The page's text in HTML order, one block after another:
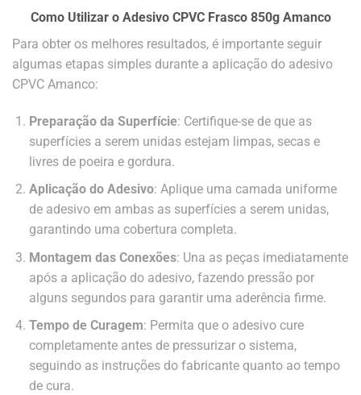
Como Utilizar o Adesivo CPVC Frasco 850g Amanco
Para obter os melhores resultados, é importante seguir
algumas etapas simples durante a aplicação do adesivo
CPVC Amanco:
Preparação da Superfície: Certifique-se de que as
superfícies a serem unidas estejam limpas, secas e
livres de poeira e gordura.
Aplicação do Adesivo: Aplique uma camada uniforme
de adesivo em ambas as superfícies a serem unidas,
garantindo uma cobertura completa.
Montagem das Conexões: Una as peças imediatamente
após a aplicação do adesivo, fazendo pressão por
alguns segundos para garantir uma aderência firme.
Tempo de Curagem: Permita que o adesivo cure
completamente antes de pressurizar o sistema,
seguindo as instruções do fabricante quanto ao tempo
de cura.